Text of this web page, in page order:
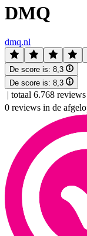
DMQ
dmq.nl
De score is: 8,3
De score is: 8,3
| totaal 6.768 reviews
0 reviews in de